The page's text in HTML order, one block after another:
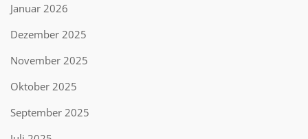
Januar 2026
Dezember 2025
November 2025
Oktober 2025
September 2025